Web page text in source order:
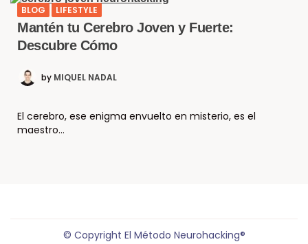
BLOG LIFESTYLE
Mantén tu Cerebro Joven y Fuerte:
Descubre Cómo
by MIQUEL NADAL
El cerebro, ese enigma envuelto en misterio, es el
maestro…
© Copyright El Método Neurohacking®